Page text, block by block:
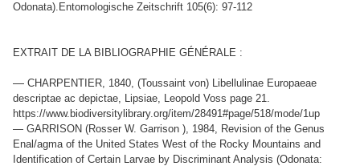
Odonata).Entomologische Zeitschrift 105(6): 97-112
EXTRAIT DE LA BIBLIOGRAPHIE GÉNÉRALE :
— CHARPENTIER, 1840, (Toussaint von) Libellulinae Europaeae
descriptae ac depictae, Lipsiae, Leopold Voss page 21.
https://www.biodiversitylibrary.org/item/28491#page/518/mode/1up
— GARRISON (Rosser W. Garrison ), 1984, Revision of the Genus
Enal/agma of the United States West of the Rocky Mountains and
Identification of Certain Larvae by Discriminant Analysis (Odonata: